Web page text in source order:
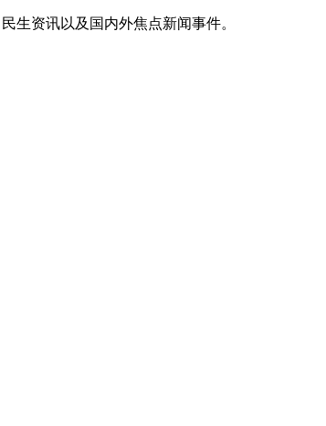
生资讯以及国内外焦点新闻事件。